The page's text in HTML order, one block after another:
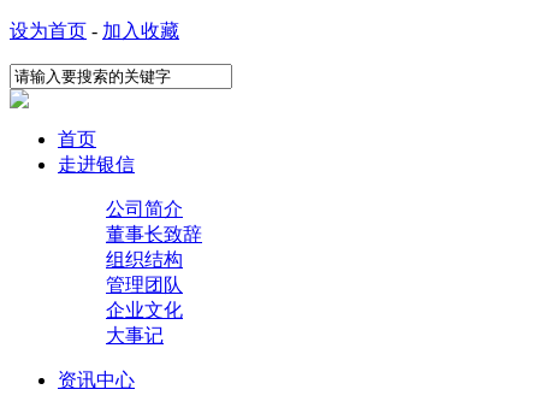
设为首页 - 加入收藏
首页
走进银信
公司简介
董事长致辞
组织结构
管理团队
企业文化
大事记
资讯中心